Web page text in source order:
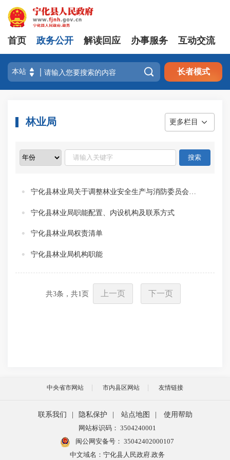
首页 政务公开 解读回应 办事服务 互动交流
 长者模式
林业局 更多栏目
宁化县林业局职能配置、内设机构及联系方式
宁化县林业局权责清单
宁化县林业局机构职能
共3条，共1页 上一页 下一页
中央省市网站 市内县区网站 友情链接
联系我们 隐私保护 站点地图
使用帮助
网站标识码： 3504240001
闽公网安备号： 35042402000107
中文域名：宁化县人民政府.政务